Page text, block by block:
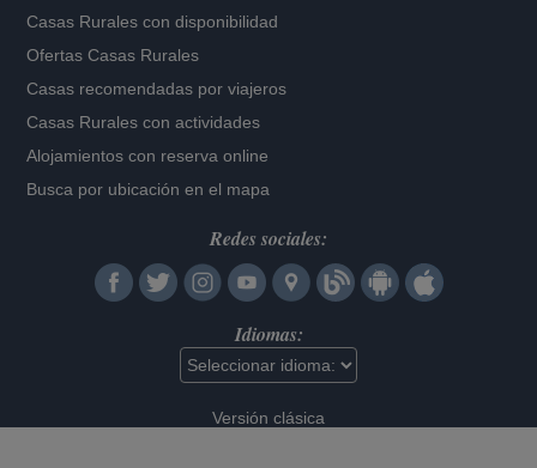
Casas Rurales con disponibilidad
Ofertas Casas Rurales
Casas recomendadas por viajeros
Casas Rurales con actividades
Alojamientos con reserva online
Busca por ubicación en el mapa
Redes sociales:
Idiomas:
Versión clásica